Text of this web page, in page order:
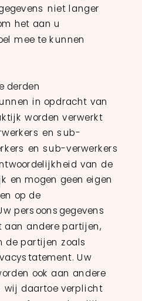
niet langer
het aan u
mee te kunnen
derden
in opdracht van
worden verwerkt
en sub-
en sub-verwerkers
van de
en mogen geen eigen
op de
persoonsgegevens
andere partijen,
de partijen zoals
Uw
ook aan andere
daartoe verplicht